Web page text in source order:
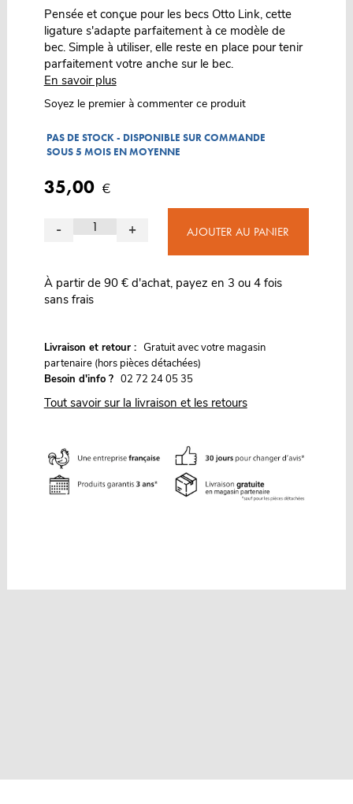
Pensée et conçue pour les becs Otto Link, cette
ligature s'adapte parfaitement à ce modèle de
bec. Simple à utiliser, elle reste en place pour tenir
parfaitement votre anche sur le bec.
En savoir plus
Soyez le premier à commenter ce produit
PAS DE STOCK - DISPONIBLE SUR COMMANDE
SOUS 5 MOIS EN MOYENNE
35,00 €
- + AJOUTER AU PANIER
À partir de 90 € d'achat, payez en 3 ou 4 fois
sans frais
Livraison et retour : Gratuit avec votre magasin
partenaire (hors pièces détachées)
Besoin d'info ? 02 72 24 05 35
Tout savoir sur la livraison et les retours